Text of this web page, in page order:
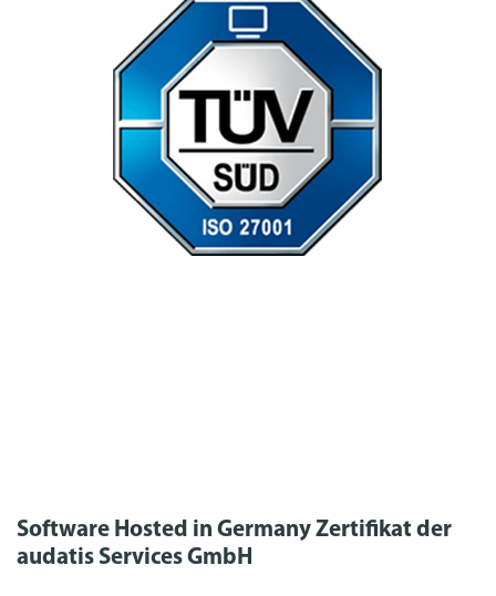
Software Hosted in Germany Zertifikat der
audatis Services GmbH